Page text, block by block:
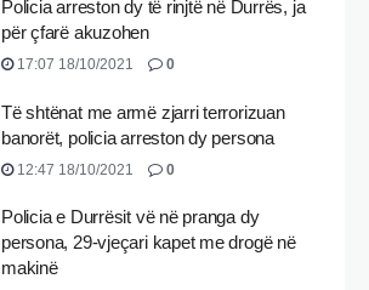
Policia arreston dy të rinjtë në Durrës, ja
për çfarë akuzohen
17:07 18/10/2021 0
Të shtënat me armë zjarri terrorizuan
banorët, policia arreston dy persona
12:47 18/10/2021 0
Policia e Durrësit vë në pranga dy
persona, 29-vjeçari kapet me drogë në
makinë